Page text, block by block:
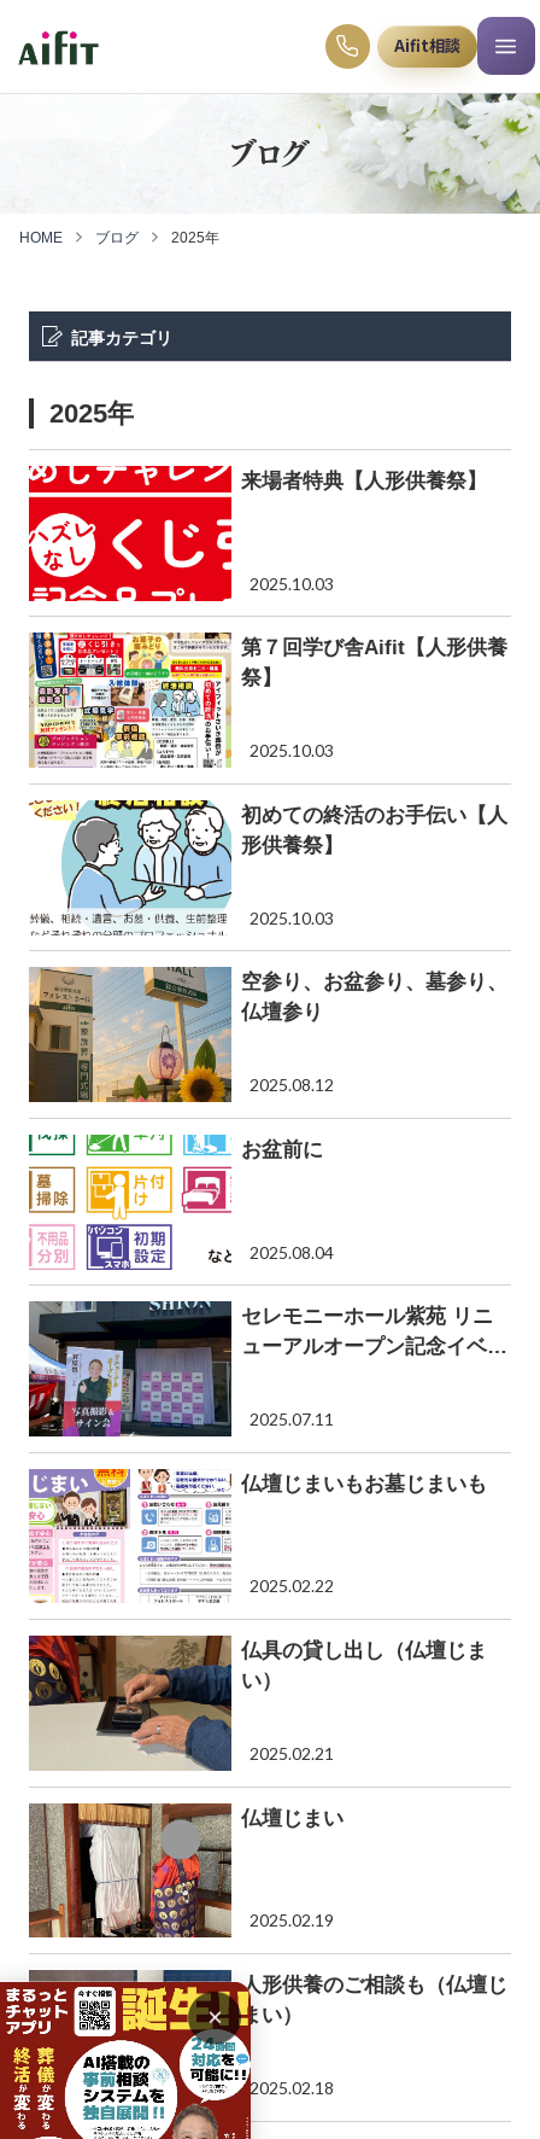
Aifit相談
ブログ
HOME ブログ 2025年
記事カテゴリ
2025年
来場者特典【人形供養祭】
2025.10.03
第７回学び舎Aifit【人形供養
祭】
2025.10.03
初めての終活のお手伝い【人
形供養祭】
2025.10.03
空参り、お盆参り、墓参り、
仏壇参り
2025.08.12
お盆前に
2025.08.04
セレモニーホール紫苑 リニ
ューアルオープン記念イベン
2025.07.11
仏壇じまいもお墓じまいも
2025.02.22
仏具の貸し出し（仏壇じま
い）
2025.02.21
仏壇じまい
2025.02.19
人形供養のご相談も（仏壇じ
まい）
2025.02.18
×